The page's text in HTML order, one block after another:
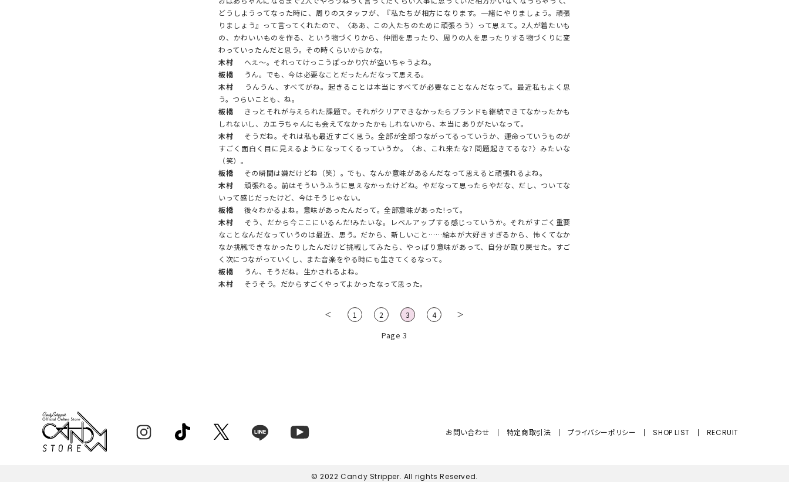
どうしようってなった時に、周りのスタッフが、『私たちが相方になります。一緒にやりましょう。頑張
りましょう』って言ってくれたので、〈ああ、この人たちのために頑張ろう〉って思えて。2人が着たいも
の、かわいいものを作る、という物づくりから、仲間を思ったり、周りの人を思ったりする物づくりに変
わっていったんだと思う。その時くらいからかな。
木村
へえ～。それってけっこうぽっかり穴が空いちゃうよね。
板橋
うん。でも、今は必要なことだったんだなって思える。
木村
うんうん、すべてがね。起きることは本当にすべてが必要なことなんだなって。最近私もよく思
う。つらいことも、ね。
板橋
きっとそれが与えられた課題で。それがクリアできなかったらブランドも継続できてなかったかも
しれないし、カエラちゃんにも会えてなかったかもしれないから、本当にありがたいなって。
木村
そうだね。それは私も最近すごく思う。全部が全部つながってるっていうか、運命っていうものが
すごく面白く目に見えるようになってくるっていうか。〈お、これ来たな? 問題起きてるな?〉みたいな
（笑）。
板橋
その瞬間は嫌だけどね（笑）。でも、なんか意味があるんだなって思えると頑張れるよね。
木村
頑張れる。前はそういうふうに思えなかったけどね。やだなって思ったらやだな、だし、ついてな
いって感じだったけど、今はそうじゃない。
板橋
後々わかるよね。意味があったんだって。全部意味があった!って。
木村
そう、だから今ここにいるんだ!みたいな。レベルアップする感じっていうか。それがすごく重要
なことなんだなっていうのは最近、思う。だから、新しいこと……絵本が大好きすぎるから、怖くてなか
なか挑戦できなかったりしたんだけど挑戦してみたら、やっぱり意味があって、自分が取り戻せた。すご
く次につながっていくし、また音楽をやる時にも生きてくるなって。
板橋
うん、そうだね。生かされるよね。
木村
そうそう。だからすごくやってよかったなって思った。
＜ 1 2 3 4 ＞
Page 3
お問い合わせ 特定商取引法 プライバシーポリシー SHOP LIST RECRUIT
© 2022 Candy Stripper. All rights Reserved.